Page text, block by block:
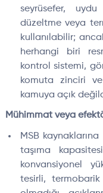
seyrüsefer,
düzeltme veya
kullanılabilir;
herhangi biri
kontrol sistemi,
komuta zinciri
kamuya açık
Mühimmat veya
MSB
taşıma
konvansiyonel
tesirli,